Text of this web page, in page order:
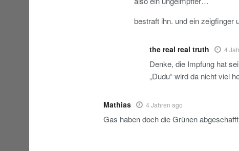
bestraft ihn. und ein zeigfinger
the real real truth 4
Denke, die Impfung hat
„Dudu“ wird da nicht viel
Mathias 4 Jahren ago
Gas haben doch die Grünen